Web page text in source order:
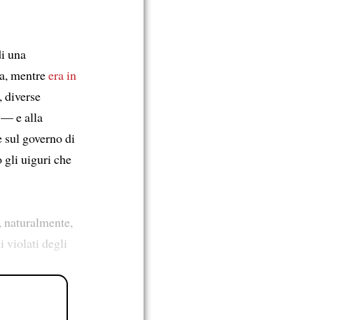
una
mentreera in
, diverse
— e alla
governo di
gli uiguri che
violati degli